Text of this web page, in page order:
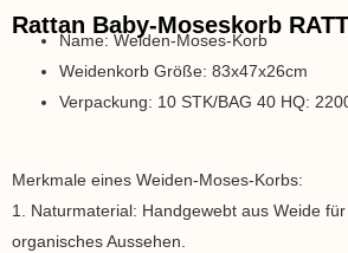
Rattan Baby-Moseskorb
Name: Weiden-Moses-Korb
Weidenkorb Größe: 83x47x26cm
Verpackung: 10 STK/BAG 40 HQ:
Merkmale eines Weiden-Moses-Korbs:
1. Naturmaterial: Handgewebt aus Weide
organisches Aussehen.